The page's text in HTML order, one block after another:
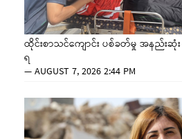
ထိုင်းစာသင်ကျောင်း ပစ်ခတ်မှု အနည်းဆုံး
ရ
—AUGUST 7, 2026 2:44 PM